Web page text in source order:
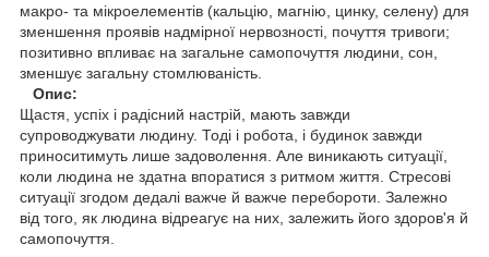
макро- та мікроелементів (кальцію, магнію, цинку, селену) для
зменшення проявів надмірної нервозності, почуття тривоги;
позитивно впливає на загальне самопочуття людини, сон,
зменшує загальну стомлюваність.
Опис:
Щастя, успіх і радісний настрій, мають завжди
супроводжувати людину. Тоді і робота, і будинок завжди
приноситимуть лише задоволення. Але виникають ситуації,
коли людина не здатна впоратися з ритмом життя. Стресові
ситуації згодом дедалі важче й важче перебороти. Залежно
від того, як людина відреагує на них, залежить його здоров'я й
самопочуття.